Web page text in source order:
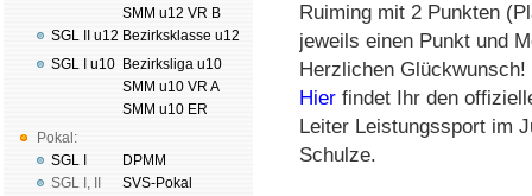
SGL II u12
SGL I u10
Pokal:
SGL I
SGL I ,
SMM u12 VR B
Bezirksklasse u12
Bezirksliga u10
SMM u10 VR A
SMM u10 ER
DPMM
SVS-Pokal
Ruiming mit 2 Punkten
jeweils einen Punkt und
Herzlichen Glückwunsch!
Hier findet Ihr den
Leiter Leistungssport im
Schulze.